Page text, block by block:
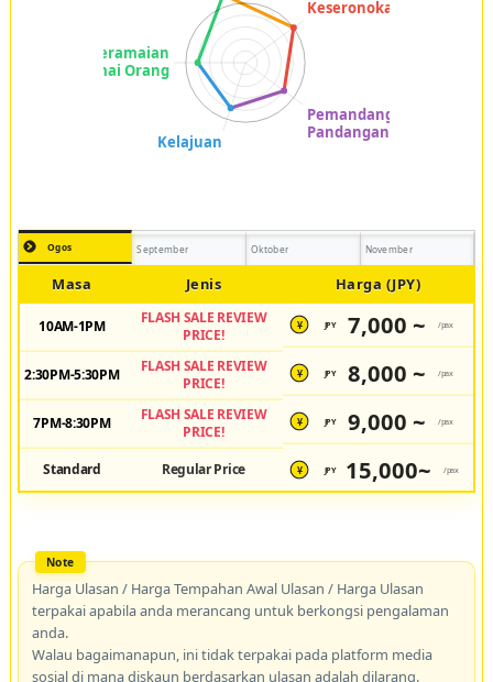
Ogos September Oktober November
Masa Jenis Harga (JPY)
10AM-1PM
FLASH SALE REVIEW
PRICE!
¥ JPY 7,000 ~ /pax
2:30PM-5:30PM
FLASH SALE REVIEW
PRICE!
¥ JPY 8,000 ~ /pax
7PM-8:30PM
FLASH SALE REVIEW
PRICE!
¥ JPY 9,000 ~ /pax
Standard Regular Price ¥ JPY 15,000~ /pax
Harga Ulasan / Harga Tempahan Awal Ulasan / Harga Ulasan
terpakai apabila anda merancang untuk berkongsi pengalaman
anda.
Walau bagaimanapun, ini tidak terpakai pada platform media
sosial di mana diskaun berdasarkan ulasan adalah dilarang.